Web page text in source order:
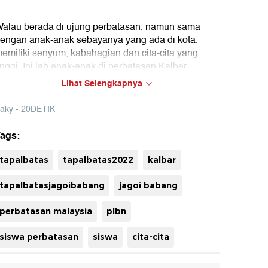
berada di ujung perbatasan, namun sama
anak-anak sebayanya yang ada di kota.
senyum, kabahagian dan cita-cita yang
Ini lah anak-anak di perbatasan Kalbar
Indonesia- Malaysia.
tau bagaimana senyum manis mereka? Simak
berikut ini!
bersama BRI mengadakan program Tapal
infrastruktur, hingga wisata di beberapa wilayah
program ini ikuti terus berita tentang Tapal Batas di
tapalbatas.detik.com!
Lihat Selengkapnya
- 20DETIK
tapalbatas tapalbatas2022 kalbar
tapalbatasjagoibabang jagoi babang
perbatasan malaysia plbn
siswa perbatasan siswa cita-cita